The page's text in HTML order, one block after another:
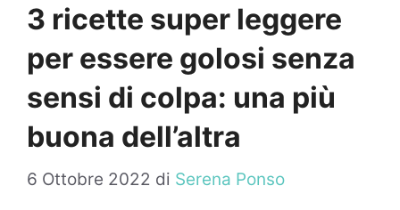
3 ricette super leggere
per essere golosi senza
sensi di colpa: una più
buona dell’altra
6 Ottobre 2022 di Serena Ponso